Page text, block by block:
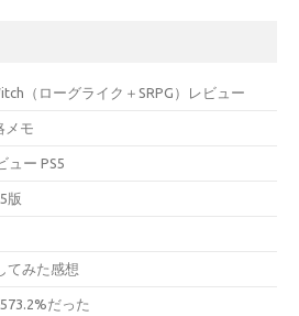
（ローグライク＋SRPG）レビュー
メモ
ュー PS5
版
てみた感想
だった